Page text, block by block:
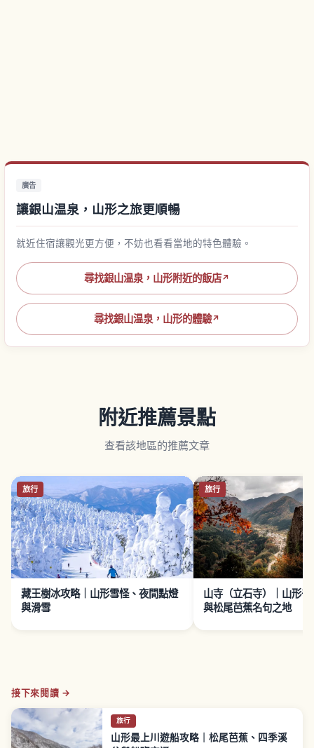
廣告
讓銀山温泉，山形之旅更順暢
就近住宿讓觀光更方便，不妨也看看當地的特色體驗。
尋找銀山温泉，山形附近的飯店↗
尋找銀山温泉，山形的體驗↗
附近推薦景點
查看該地區的推薦文章
旅行
藏王樹冰攻略｜山形雪怪、夜間點燈
與滑雪
旅行
山寺（立石寺）｜山形
與松尾芭蕉名句之地
接下來閱讀 →
旅行
山形最上川遊船攻略｜松尾芭蕉、四季溪